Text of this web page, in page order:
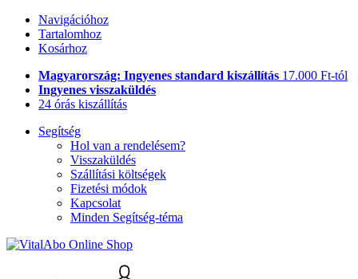
Navigációhoz
Tartalomhoz
Kosárhoz
Magyarország: Ingyenes standard kiszállítás 17.000 Ft-tól
Ingyenes visszaküldés
24 órás kiszállítás
Segítség
Hol van a rendelésem?
Visszaküldés
Szállítási költségek
Fizetési módok
Kapcsolat
Minden Segítség-téma